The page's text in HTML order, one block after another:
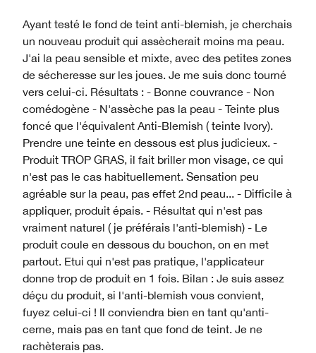
Ayant testé le fond de teint anti-blemish, je cherchais
un nouveau produit qui assècherait moins ma peau.
J'ai la peau sensible et mixte, avec des petites zones
de sécheresse sur les joues. Je me suis donc tourné
vers celui-ci. Résultats : - Bonne couvrance - Non
comédogène - N'assèche pas la peau - Teinte plus
foncé que l'équivalent Anti-Blemish ( teinte Ivory).
Prendre une teinte en dessous est plus judicieux. -
Produit TROP GRAS, il fait briller mon visage, ce qui
n'est pas le cas habituellement. Sensation peu
agréable sur la peau, pas effet 2nd peau... - Difficile à
appliquer, produit épais. - Résultat qui n'est pas
vraiment naturel ( je préférais l'anti-blemish) - Le
produit coule en dessous du bouchon, on en met
partout. Etui qui n'est pas pratique, l'applicateur
donne trop de produit en 1 fois. Bilan : Je suis assez
déçu du produit, si l'anti-blemish vous convient,
fuyez celui-ci ! Il conviendra bien en tant qu'anti-
cerne, mais pas en tant que fond de teint. Je ne
rachèterais pas.